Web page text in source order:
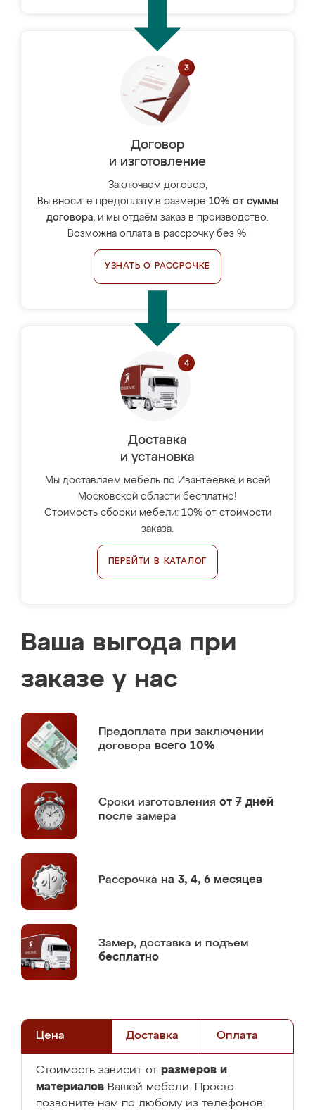
Договор
и изготовление
Заключаем договор,
Вы вносите предоплату в размере 10% от суммы
договора, и мы отдаём заказ в производство.
Возможна оплата в рассрочку без %.
УЗНАТЬ О РАССРОЧКЕ
Доставка
и установка
Мы доставляем мебель по Ивантеевке и всей
Московской области бесплатно!
Стоимость сборки мебели: 10% от стоимости
заказа.
ПЕРЕЙТИ В КАТАЛОГ
Ваша выгода при
заказе у нас
Предоплата при заключении
договора всего 10%
Сроки изготовления от 7 дней
после замера
Рассрочка на 3, 4, 6 месяцев
Замер, доставка и подъем
бесплатно
Цена Доставка Оплата
Стоимость зависит от размеров и
материалов Вашей мебели. Просто
позвоните нам по любому из телефонов: